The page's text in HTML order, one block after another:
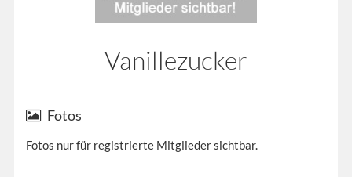
Vanillezucker
Fotos
Fotos nur für registrierte Mitglieder sichtbar.